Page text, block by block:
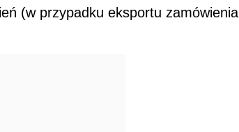
(w przypadku eksportu zamówienia